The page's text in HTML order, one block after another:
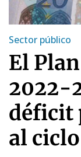
Sector público
El
2022-
déficit
al